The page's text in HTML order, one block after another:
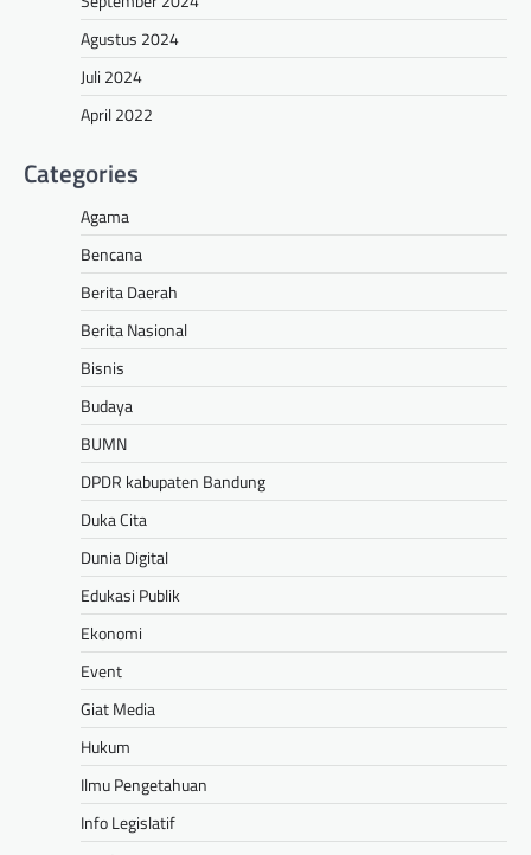
Agustus 2024
Juli 2024
April 2022
Categories
Agama
Bencana
Berita Daerah
Berita Nasional
Bisnis
Budaya
BUMN
DPDR kabupaten Bandung
Duka Cita
Dunia Digital
Edukasi Publik
Ekonomi
Event
Giat Media
Hukum
Ilmu Pengetahuan
Info Legislatif